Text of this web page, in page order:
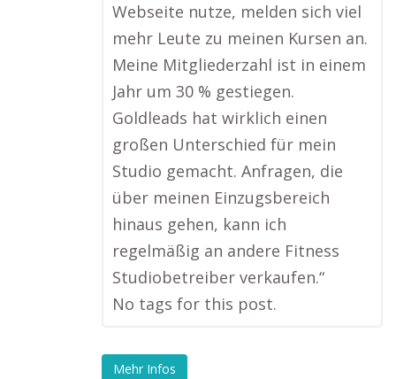
Webseite nutze, melden sich viel
mehr Leute zu meinen Kursen an.
Meine Mitgliederzahl ist in einem
Jahr um 30 % gestiegen.
Goldleads hat wirklich einen
großen Unterschied für mein
Studio gemacht. Anfragen, die
über meinen Einzugsbereich
hinaus gehen, kann ich
regelmäßig an andere Fitness
Studiobetreiber verkaufen.“
No tags for this post.
Mehr Infos